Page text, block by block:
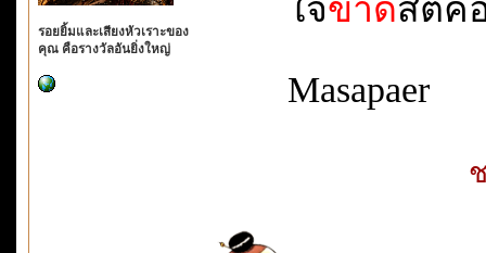
รอยยิ้มและเสียงหัวเราะของ
คุณ คือรางวัลอันยิ่งใหญ่
ใจขาดสติค
Masapaer